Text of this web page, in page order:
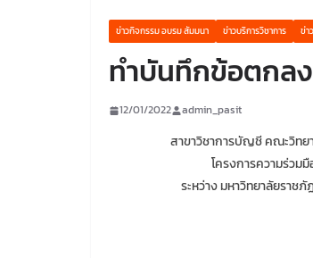
ข่าวกิจกรรม อบรม สัมมนา ข่าวบริการวิชาการ ข่า
ทำบันทึกข้อตกล
12/01/2022 admin_pasit
สาขาวิชาการบัญชี คณะวิทย
โครงการความร่วม
ระหว่าง มหาวิทยาลัยราช